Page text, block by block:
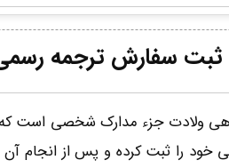
ثبت سفارش ترجمه
ولادت جزء مدارک شخصی است که
را ثبت کرده و پس از انجام